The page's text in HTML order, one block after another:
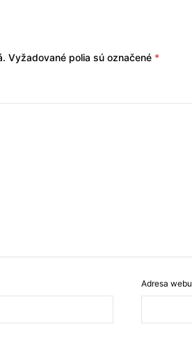
Vyžadované polia sú označené *
Adresa webu